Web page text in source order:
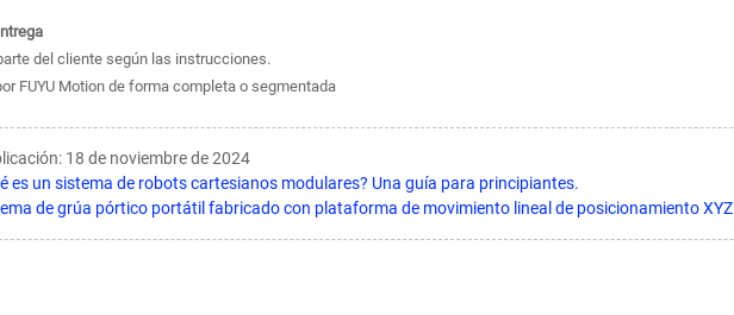
del cliente según las instrucciones.
FUYU Motion de forma completa o segmentada
18 de noviembre de 2024
es un sistema de robots cartesianos modulares? Una guía para principiantes.
de grúa pórtico portátil fabricado con plataforma de movimiento lineal de posicionamiento XYZ